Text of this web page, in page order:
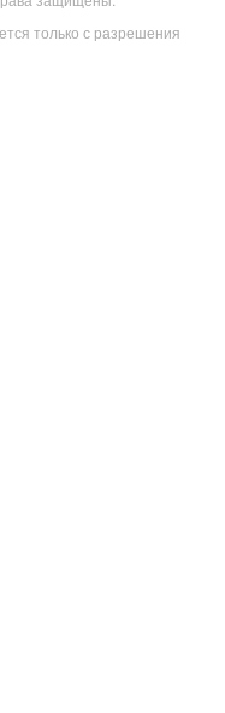
только с разрешения